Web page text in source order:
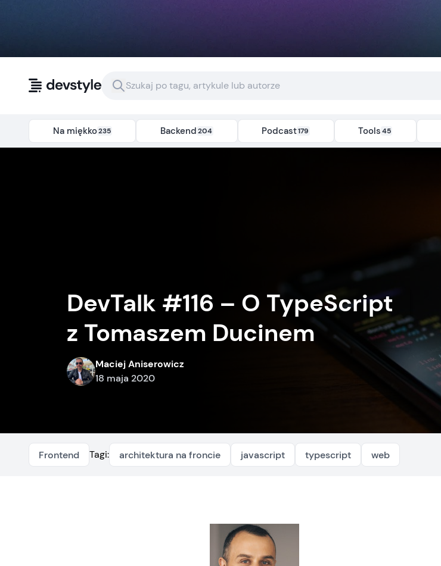
Na miękko235 Backend204 Podcast179 Tools 45
DevTalk #116 – O TypeScript
z Tomaszem Ducinem
Maciej Aniserowicz
18 maja 2020
Frontend Tagi: architektura na froncie javascript typescript web